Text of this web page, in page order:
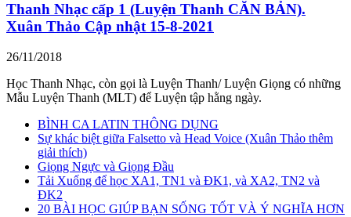
Thanh Nhạc cấp 1 (Luyện Thanh CĂN BẢN).
Xuân Thảo Cập nhật 15-8-2021
26/11/2018
Học Thanh Nhạc, còn gọi là Luyện Thanh/ Luyện Giọng có những
Mẫu Luyện Thanh (MLT) để Luyện tập hằng ngày.
BÌNH CA LATIN THÔNG DỤNG
Sự khác biệt giữa Falsetto và Head Voice (Xuân Thảo thêm
giải thích)
Giọng Ngực và Giọng Đầu
Tải Xuống để học XA1, TN1 và ĐK1, và XA2, TN2 và
ĐK2
20 BÀI HỌC GIÚP BẠN SỐNG TỐT VÀ Ý NGHĨA HƠN